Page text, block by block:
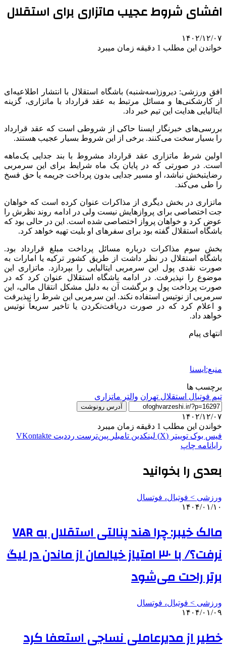
افشای شروط عجیب ماتزاری برای استقلال
۱۴۰۲/۱۲/۰۷
خواندن این مطلب 1 دقیقه زمان میبرد
افق ورزشی: دیروز(سه‌شنبه) باشگاه استقلال با انتشار اطلاعیه‌ای
از کارشکنی‌ها و مسائل مرتبط به عقد قرارداد با ماتزاری، گزینه
ایتالیایی هدایت این تیم خبر داد.
بررسی‌های خبرنگار ایسنا حاکی از شروطی است که عقد قرارداد
را بسیار سخت می‌کنند. برخی از این شروط بسیار عجیب‌ هستند.
اولین شرط ماتزاری عقد قرارداد مشروط با بند جدایی یک‌ماهه
است. در صورتی که در پایان یک ماه شرایط برای این سرمربی
رضایتبخش نباشد، او مسیر جدایی بدون پرداخت جریمه یا حق فسخ
را طی می‌کند.
ماتزاری در بخش دیگری از مذاکرات عنوان کرده است که خواهان
جت اختصاصی برای پروازهایش نیست ولی در ادامه روند نظرش را
عوض کرد و خواهان پرواز اختصاصی شده است. این در حالی بود که
باشگاه استقلال گفته بود برای سفرهای او بلیت تهیه خواهد کرد.
بخش سوم مذاکرات درباره مسائل پرداخت مبلغ قرارداد بود.
باشگاه استقلال در نظر داشت از طریق کشور ترکیه یا امارات به
صورت نقدی پول این سرمربی ایتالیایی را بپردازد. ماتزاری این
موضوع را نپذیرفت. در ادامه باشگاه استقلال عنوان کرد که در
صورت پرداخت پول و برگشت آن به دلیل مشکل انتقال مالی، این
سرمربی از نوتیس استفاده نکند. این سرمربی این شرط را نپذیرفت
و اعلام کرد که در صورت دریافت‌نکردن یا تاخیر سریعاً نوتیس
خواهد داد.
انتهای پیام
منبع:ایسنا
برچسب ها
تيم فوتبال استقلال تهران والتر ماتزاری
آدرس رونوشت
۱۴۰۲/۱۲/۰۷
خواندن این مطلب 1 دقیقه زمان میبرد
فیس بوک توییتر (X) لینکدین ‫تامبلر ‫پین‌ترست ‫رددیت ‫VKontakte
رایانامه چاپ
بعدی را بخوانید
ورزشی > فوتبال، فوتسال
۱۴۰۴/۰۱/۱۰
مالک خیبر: چرا هند پنالتی استقلال به VAR
نرفت؟/ با ۳۰ امتیاز خیالمان از ماندن در لیگ
برتر راحت می‌شود
ورزشی > فوتبال، فوتسال
۱۴۰۴/۰۱/۰۹
خطیر از مدیرعاملی نساجی استعفا کرد